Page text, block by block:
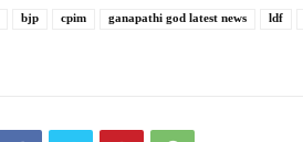
bjp cpim ganapathi god latest news ldf